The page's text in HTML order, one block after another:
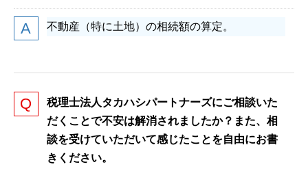
不動産（特に土地）の相続額の算定。
税理士法人タカハシパートナーズにご相談いた
だくことで不安は解消されましたか？また、相
談を受けていただいて感じたことを自由にお書
きください。